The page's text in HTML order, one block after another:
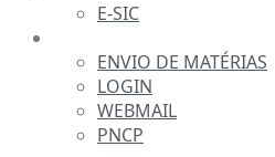
E-SIC
ENVIO DE MATÉRIAS
LOGIN
WEBMAIL
PNCP